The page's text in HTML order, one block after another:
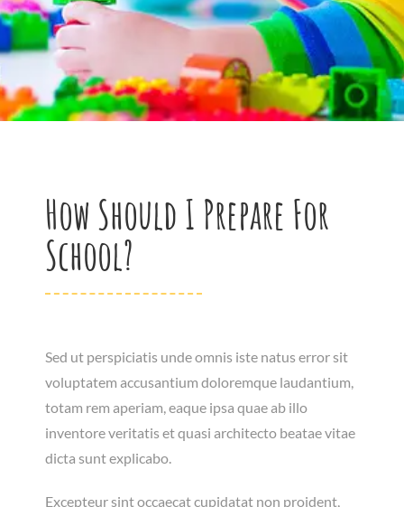
How Should I Prepare For
School?
Sed ut perspiciatis unde omnis iste natus error sit
voluptatem accusantium doloremque laudantium,
totam rem aperiam, eaque ipsa quae ab illo
inventore veritatis et quasi architecto beatae vitae
dicta sunt explicabo.
Excepteur sint occaecat cupidatat non proident,